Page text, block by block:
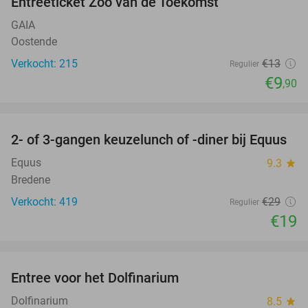
GAIA
Oostende
Verkocht: 215
Regulier €13
€9,90
34%
2- of 3-gangen keuzelunch of -diner bij Equus
Equus 9.3 star
Bredene
Verkocht: 419
Regulier €29
€19
Entree voor het Dolfinarium
Dolfinarium 8.5 star